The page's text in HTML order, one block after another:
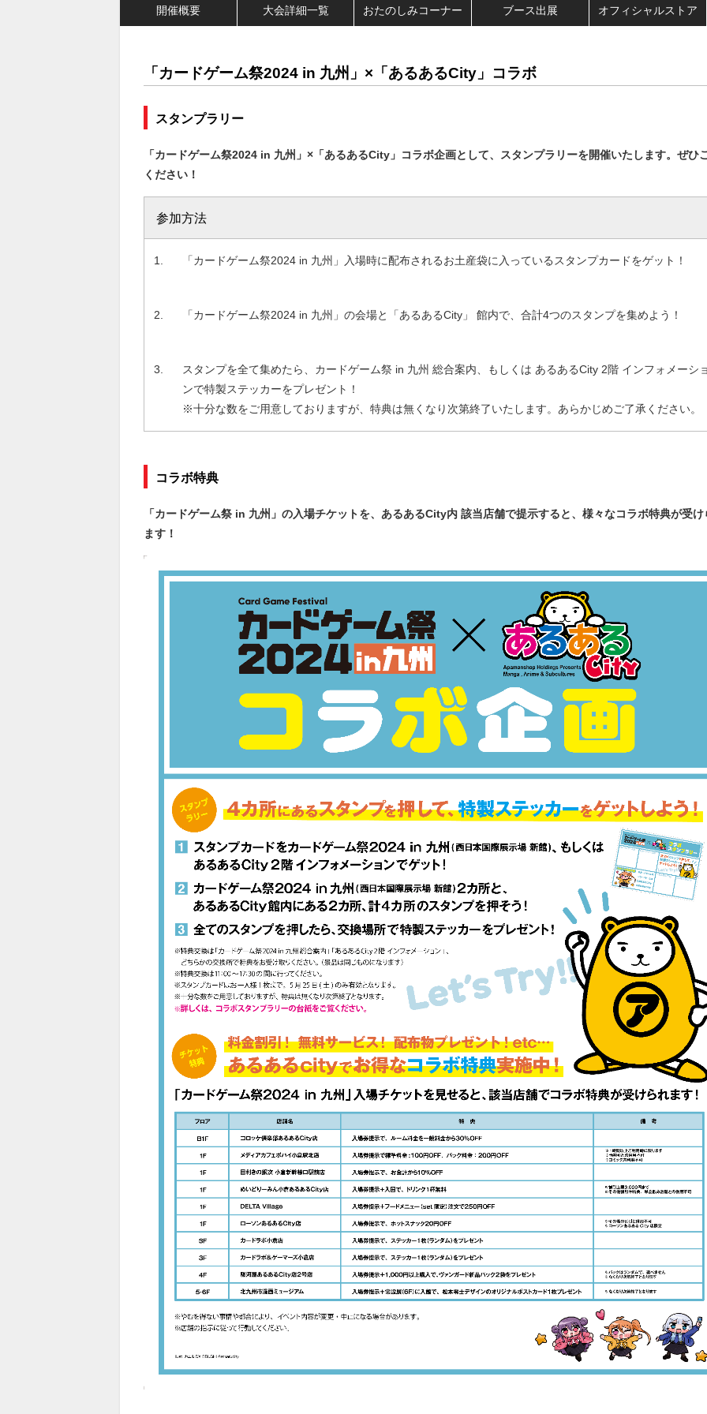
開催概要 大会詳細一覧 おたのしみコーナー ブース出展 オフィシャルストア
「カードゲーム祭2024 in 九州」×「あるあるCity」コラボ
スタンプラリー
「カードゲーム祭2024 in 九州」×「あるあるCity」コラボ企画として、スタンプラリーを開催いたします。ぜひ
ください！
参加方法
「カードゲーム祭2024 in 九州」入場時に配布されるお土産袋に入っているスタンプカードをゲット！
「カードゲーム祭2024 in 九州」の会場と「あるあるCity」 館内で、合計4つのスタンプを集めよう！
スタンプを全て集めたら、カードゲーム祭 in 九州 総合案内、もしくは あるあるCity 2階 インフォメーシ
ンで特製ステッカーをプレゼント！
※十分な数をご用意しておりますが、特典は無くなり次第終了いたします。あらかじめご了承ください。
コラボ特典
「カードゲーム祭 in 九州」の入場チケットを、あるあるCity内 該当店舗で提示すると、様々なコラボ特典が受け
ます！